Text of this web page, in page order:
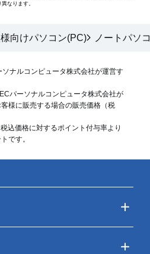
なります。
向けパソコン(PC) ノートパソ
ソナルコンピュータ株式会社が運営す
パーソナルコンピュータ株式会社が
様に販売する場合の販売価格（税
込価格に対するポイント付与率より
です。